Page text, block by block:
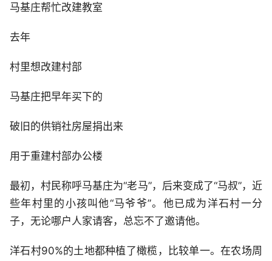
马基庄帮忙改建教室
去年
村里想改建村部
马基庄把早年买下的
破旧的供销社房屋捐出来
用于重建村部办公楼
最初，村民称呼马基庄为“老马”，后来变成了“马叔”，近
些年村里的小孩叫他“马爷爷”。他已成为洋石村一分
子，无论哪户人家请客，总忘不了邀请他。
洋石村90%的土地都种植了橄榄，比较单一。在农场周